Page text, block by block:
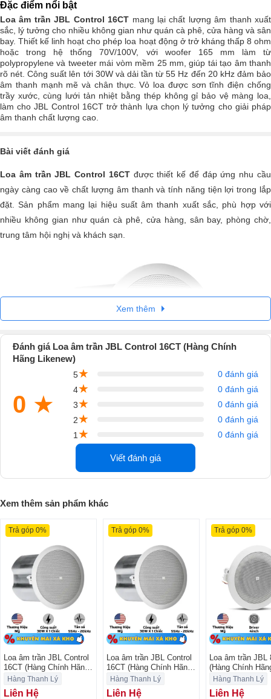
Đặc điểm nổi bật
Loa âm trần JBL Control 16CT mang lại chất lượng âm thanh xuất
sắc, lý tưởng cho nhiều không gian như quán cà phê, cửa hàng và sân
bay. Thiết kế linh hoạt cho phép loa hoạt động ở trở kháng thấp 8 ohm
hoặc trong hệ thống 70V/100V, với woofer 165 mm làm từ
polypropylene và tweeter mái vòm mềm 25 mm, giúp tái tạo âm thanh
rõ nét. Công suất lên tới 30W và dải tần từ 55 Hz đến 20 kHz đảm bảo
âm thanh mạnh mẽ và chân thực. Vỏ loa được sơn tĩnh điện chống
trầy xước, cùng lưới tản nhiệt bằng thép không gỉ bảo vệ màng loa,
làm cho JBL Control 16CT trở thành lựa chọn lý tưởng cho giải pháp
âm thanh chất lượng cao.
Bài viết đánh giá
Loa âm trần JBL Control 16CTđược thiết kế để đáp ứng nhu cầu
ngày càng cao về chất lượng âm thanh và tính năng tiện lợi trong lắp
đặt. Sản phẩm mang lại hiệu suất âm thanh xuất sắc, phù hợp với
nhiều không gian như quán cà phê, cửa hàng, sân bay, phòng chờ,
trung tâm hội nghị và khách sạn.
Loa Control 16CT có thể hoạt động ở trở kháng thấp 8 ohm hoặc như
một phần của hệ thống 70V/100V. Với woofer 165 mm (6,5 inch) làm
bền cao. Cuộn dây thoại bằng nhôm bọc đồng giúp giảm thiểu độ méo
và nâng cao độ nhạy.
Xem thêm
Đánh giá Loa âm trần JBL Control 16CT (Hàng Chính
Hãng Likenew)
0 ★
5★
0 đánh giá
4★
0 đánh giá
3★
0 đánh giá
2★
0 đánh giá
1★ 0 đánh giá
Viết đánh giá
Xem thêm sản phẩm khác
Loa âm trần JBL Control
16CT (Hàng Chính Hãng
Likenew)
Hàng Thanh Lý
Trả góp 0%
Liên Hệ
Loa âm trần JBL Control
16CT (Hàng Chính Hãng
Likenew)
Hàng Thanh Lý
Trả góp 0%
Liên Hệ
Loa âm trần JBL
(Hàng Chính
Likenew)
Hàng Thanh Lý
Trả góp 0%
Liên Hệ